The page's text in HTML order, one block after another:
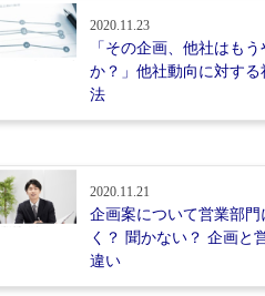
2020.11.23
「その企画、他社はも
か？」他社動向に対す
法
2020.11.21
企画案について営業部門
く？ 聞かない？ 企画と
違い